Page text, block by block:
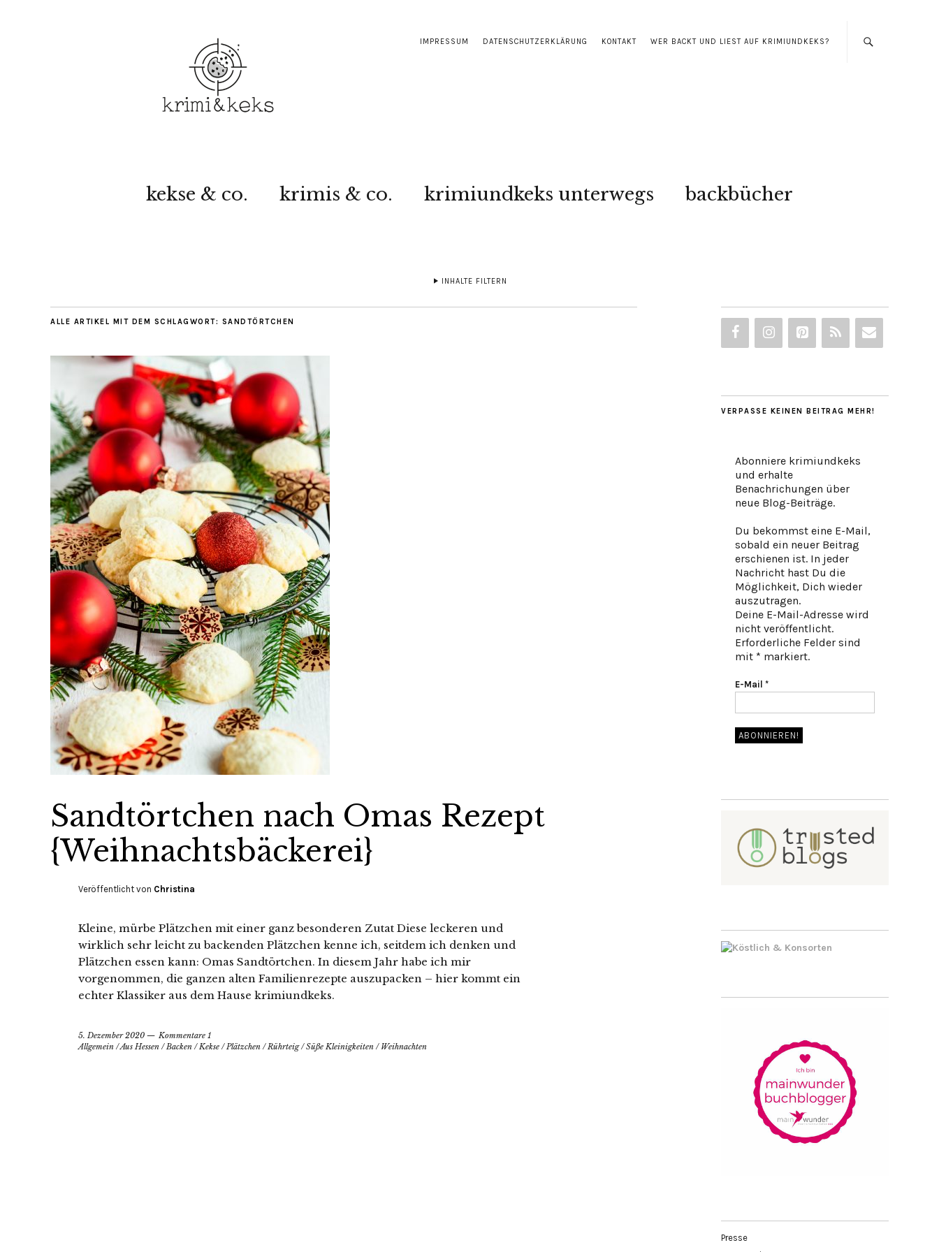
IMPRESSUM DATENSCHUTZERKLÄRUNG KONTAKT WER BACKT UND LIEST AUF KRIMIUNDKEKS?
kekse & co. krimis & co. krimiundkeks unterwegs backbücher
INHALTE FILTERN
ALLE ARTIKEL MIT DEM SCHLAGWORT: SANDTÖRTCHEN
Sandtörtchen nach Omas Rezept
{Weihnachtsbäckerei}
Veröffentlicht von Christina
Kleine, mürbe Plätzchen mit einer ganz besonderen Zutat Diese leckeren und
wirklich sehr leicht zu backenden Plätzchen kenne ich, seitdem ich denken und
Plätzchen essen kann: Omas Sandtörtchen. In diesem Jahr habe ich mir
vorgenommen, die ganzen alten Familienrezepte auszupacken – hier kommt ein
echter Klassiker aus dem Hause krimiundkeks.
5. Dezember 2020
Kommentare 1
Allgemein /Aus Hessen /Backen /Kekse /Plätzchen /Rührteig/Süße Kleinigkeiten / Weihnachten
VERPASSE KEINEN BEITRAG MEHR!
Abonniere krimiundkeks
und erhalte
Benachrichungen über
neue Blog-Beiträge.
Du bekommst eine E-Mail,
sobald ein neuer Beitrag
erschienen ist. In jeder
Nachricht hast Du die
Möglichkeit, Dich wieder
auszutragen.
Deine E-Mail-Adresse wird
nicht veröffentlicht.
Erforderliche Felder sind
mit * markiert.
E-Mail *
Presse